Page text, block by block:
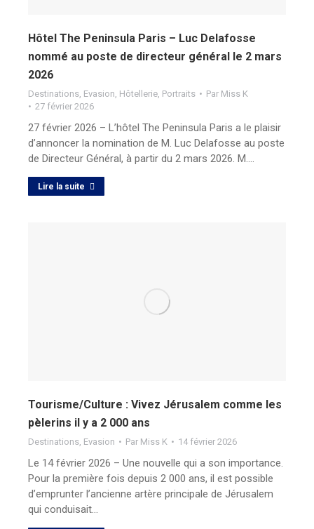
Hôtel The Peninsula Paris – Luc Delafosse
nommé au poste de directeur général le 2 mars
2026
Destinations, Evasion, Hôtellerie, Portraits Par Miss K
27 février 2026
27 février 2026 – L’hôtel The Peninsula Paris a le plaisir
d’annoncer la nomination de M. Luc Delafosse au poste
de Directeur Général, à partir du 2 mars 2026. M.…
Lire la suite
Tourisme/Culture : Vivez Jérusalem comme les
pèlerins il y a 2 000 ans
Destinations, Evasion Par Miss K 14 février 2026
Le 14 février 2026 – Une nouvelle qui a son importance.
Pour la première fois depuis 2 000 ans, il est possible
d’emprunter l’ancienne artère principale de Jérusalem
qui conduisait…